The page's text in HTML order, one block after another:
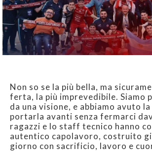
Non so se la più bella, ma
ferta, la più imprevedibile. Siamo
da una visione, e abbiamo avuto
portarla avanti senza fermarci
ragazzi e lo staff tecnico hanno
autentico capolavoro, costruito
giorno con sacrificio, lavoro e